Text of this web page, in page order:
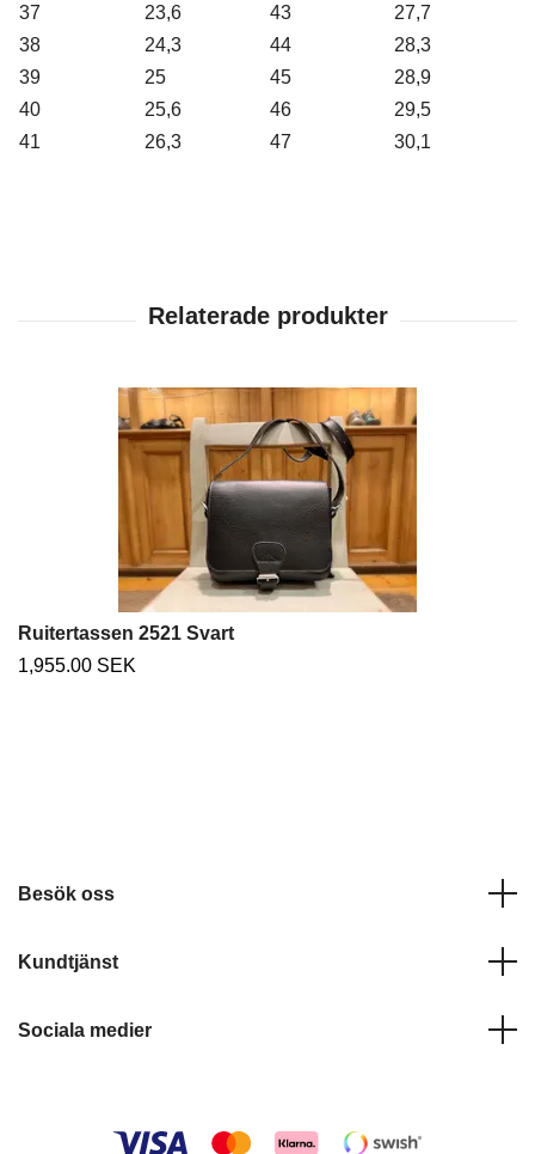
37
23,6 43
27,7
38
24,3 44
28,3
39
25 45
28,9
40
25,6 46
29,5
41
26,3 47 30,1
Ruitertassen 2521 Svart
1,955.00 SEK
Besök oss
Kundtjänst
Sociala medier